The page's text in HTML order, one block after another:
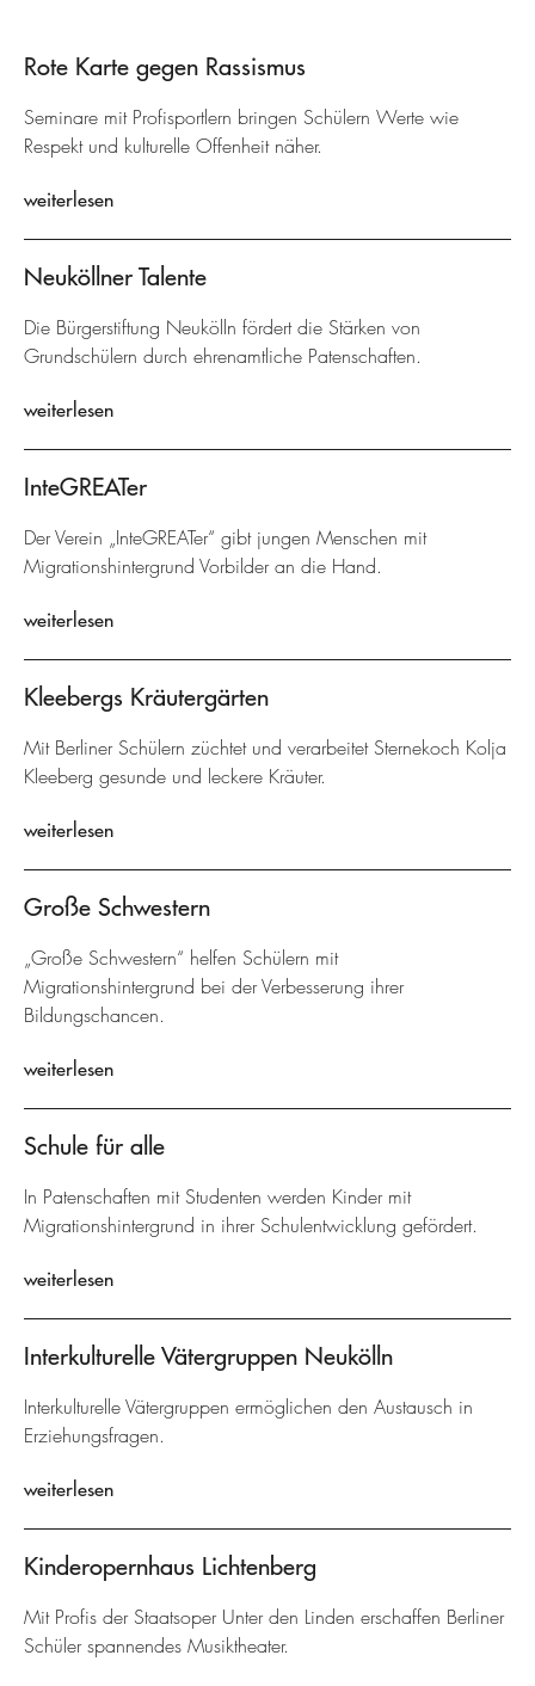
Rote Karte gegen Rassismus
Seminare mit Profisportlern bringen Schülern Werte wie
Respekt und kulturelle Offenheit näher.
weiterlesen
Neuköllner Talente
Die Bürgerstiftung Neukölln fördert die Stärken von
Grundschülern durch ehrenamtliche Patenschaften.
weiterlesen
InteGREATer
Der Verein „InteGREATer“ gibt jungen Menschen mit
Migrationshintergrund Vorbilder an die Hand.
weiterlesen
Kleebergs Kräutergärten
Mit Berliner Schülern züchtet und verarbeitet Sternekoch Kolja
Kleeberg gesunde und leckere Kräuter.
weiterlesen
Große Schwestern
„Große Schwestern“ helfen Schülern mit
Migrationshintergrund bei der Verbesserung ihrer
Bildungschancen.
weiterlesen
Schule für alle
In Patenschaften mit Studenten werden Kinder mit
Migrationshintergrund in ihrer Schulentwicklung gefördert.
weiterlesen
Interkulturelle Vätergruppen Neukölln
Interkulturelle Vätergruppen ermöglichen den Austausch in
Erziehungsfragen.
weiterlesen
Kinderopernhaus Lichtenberg
Mit Profis der Staatsoper Unter den Linden erschaffen Berliner
Schüler spannendes Musiktheater.